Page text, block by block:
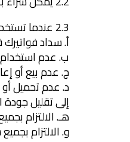
2.3 عندما تستخدم الخدمات أو التطبيق و/أو المنتجات فإنك توافق على الآتي:
‌أ. سداد
ب. عدم استخدام
ج. عدم بيع أو
د. عدم تحميل أو
إلى تقليل جودة
هـ. الالتزام
و. الالتزام